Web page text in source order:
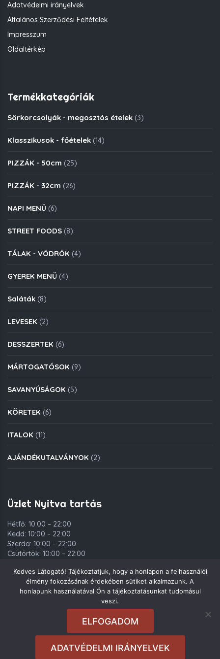
Adatvédelmi irányelvek
Általános Szerződési Feltételek
Impresszum
Oldaltérkép
Termékkategóriák
Sörkorcsolyák - megosztós ételek (3)
Klasszikusok - főételek (14)
PIZZÁK - 50cm (25)
PIZZÁK - 32cm (26)
NAPI MENÜ (6)
STREET FOODS (8)
TÁLAK - VÖDRÖK (4)
GYEREK MENÜ (4)
Saláták (8)
LEVESEK (2)
DESSZERTEK (6)
MÁRTOGATÓSOK (9)
SAVANYÚSÁGOK (5)
KÖRETEK (6)
ITALOK (11)
AJÁNDÉKUTALVÁNYOK (2)
Üzlet Nyitva tartás
Hétfő: 10:00 – 22:00
Kedd: 10:00 – 22:00
Szerda: 10:00 – 22:00
Csütörtök: 10:00 – 22:00
Szombat: 10:00 – 00:00
Vasárnap: 10:00 – 22:00
Copyright © 2021. Deli Group Kft. - Minden jog fenntartva.
Rendeléseket10:00és21:00között tudunk felvenni. Sajnos most nem
Kedves Látogató! Tájékoztatjuk, hogy a honlapon a felhasználói
élmény fokozásának érdekében sütiket alkalmazunk. A
honlapunk használatával Ön a tájékoztatásunkat tudomásul
veszi.
ELFOGADOM
ADATVÉDELMI IRÁNYELVEK